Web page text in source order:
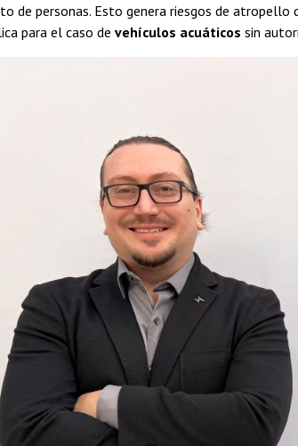
de personas. Esto genera riesgos de atropello
para el caso de vehículos acuáticos sin